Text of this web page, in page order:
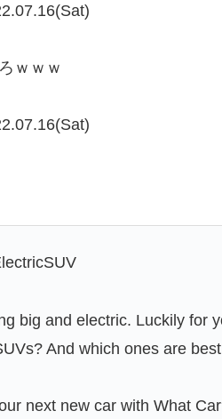
ｗｗｗ
big and electric. Luckily for
And which ones are
next new car with What